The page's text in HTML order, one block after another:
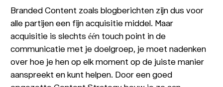
Branded Content zoals blogberichten zijn dus voor
alle partijen een fijn acquisitie middel. Maar
acquisitie is slechts één touch point in de
communicatie met je doelgroep, je moet nadenken
over hoe je hen op elk moment op de juiste manier
aanspreekt en kunt helpen. Door een goed